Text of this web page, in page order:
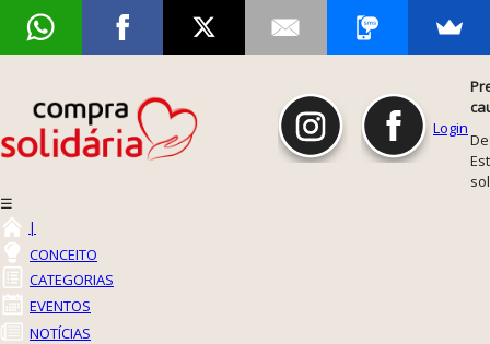
Login
☰
|
CONCEITO
CATEGORIAS
EVENTOS
NOTÍCIAS